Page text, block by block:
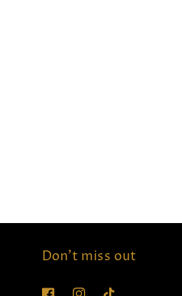
Don't miss out